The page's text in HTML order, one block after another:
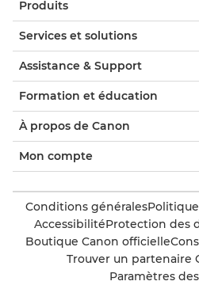
Produits
Services et solutions
Assistance & Support
Formation et éducation
À propos de Canon
Mon compte
Conditions générales
AccessibilitéProtection des
Boutique Canon officielle
Trouver un partenaire
Paramètres